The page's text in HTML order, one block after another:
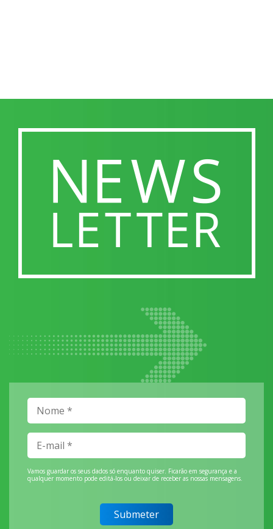
Vamos guardar os seus dados só enquanto quiser. Ficarão em segurança e a
qualquer momento pode editá-los ou deixar de receber as nossas mensagens.